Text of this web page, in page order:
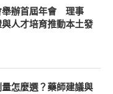
舉辦首屆年會 理事
人才培育推動本土發
怎麼選？藥師建議與